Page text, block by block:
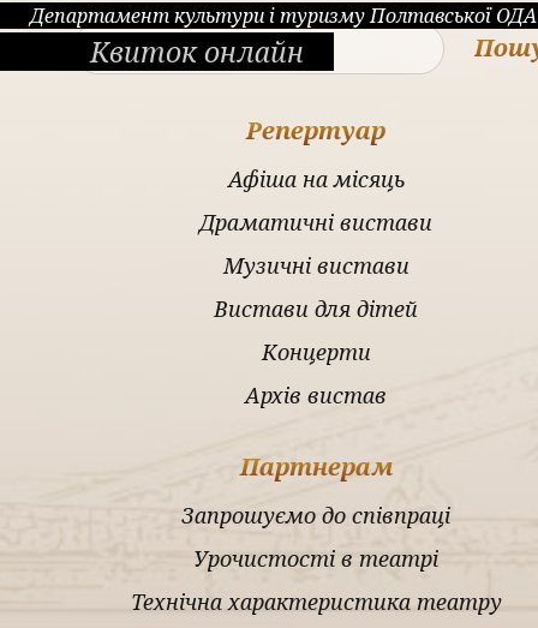
Департамент культури і туризму Полтавської ОДА
Квиток онлайн
Репертуар
Афіша на місяць
Драматичні вистави
Музичні вистави
Вистави для дітей
Концерти
Архів вистав
Партнерам
Запрошуємо до співпраці
Урочистості в театрі
Технічна характеристика театру